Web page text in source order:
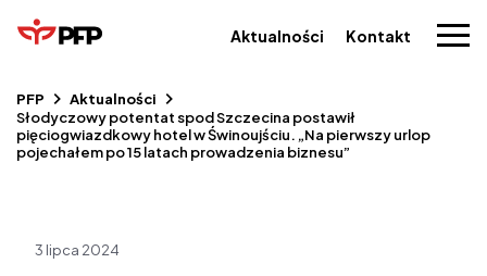
Aktualności Kontakt
PFP
Aktualności
Słodyczowy potentat spod Szczecina postawił
pięciogwiazdkowy hotel w Świnoujściu. „Na pierwszy urlop
pojechałem po 15 latach prowadzenia biznesu”
3 lipca 2024